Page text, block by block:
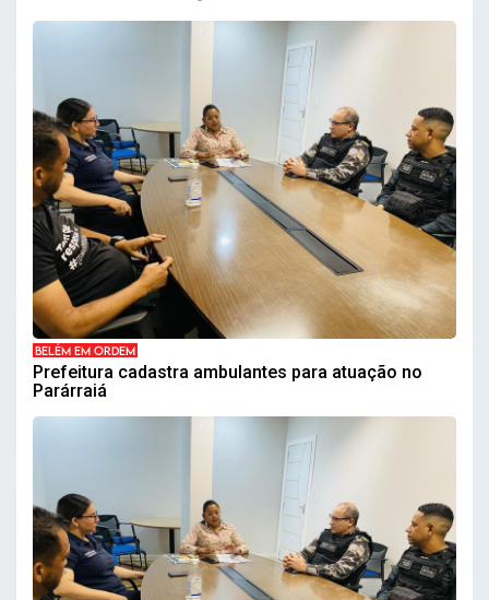
BELÉM EM ORDEM
Prefeitura cadastra ambulantes para atuação no
Parárraiá